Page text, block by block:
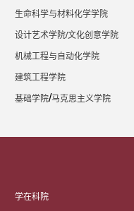
生命科学与材料化学学院
设计艺术学院/文化创意学院
机械工程与自动化学院
建筑工程学院
基础学院/马克思主义学院
学在科院